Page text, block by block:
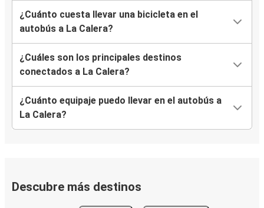
¿Cuánto cuesta llevar una bicicleta en el
autobús a La Calera?
¿Cuáles son los principales destinos
conectados a La Calera?
¿Cuánto equipaje puedo llevar en el autobús a
La Calera?
Descubre más destinos